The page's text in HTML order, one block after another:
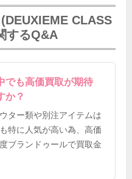
CLASS
するQ&A
でも高価買取が期待
か？
ター類や別注アイテムは
特に人気が高い為、高価
ブランドゥールで買取金